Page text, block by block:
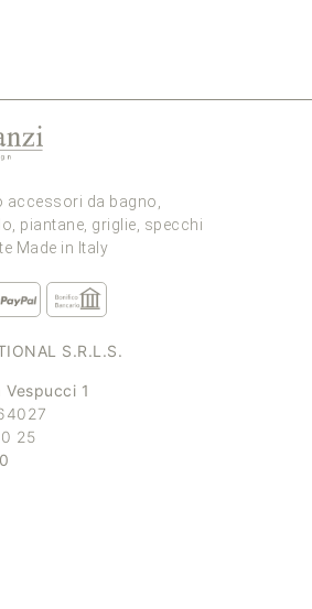
accessori da bagno,
piantane, griglie, specchi
Made in Italy
S.R.L.S.
Vespucci 1
25